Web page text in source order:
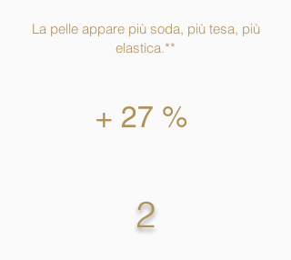
La pelle appare più soda, più tesa, più
elastica.**
+ 27 %
2